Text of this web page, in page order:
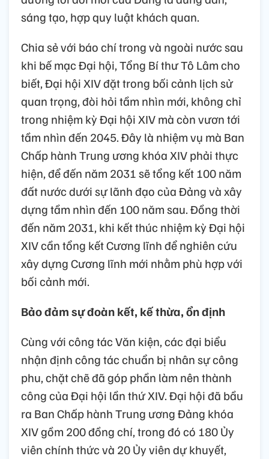
Đại hội nhấn mạnh yêu cầu, trên cơ sở kiên
định những vấn đề có tính nguyên tắc, phải
bám sát thực tiễn, không ngừng đổi mới, cải
cách để phát triển nhanh và bền vững đất
nước. Đại hội một lần nữa khẳng định chân
lý: Sự lãnh đạo của Đảng là nhân tố quyết
định mọi thắng lợi của cách mạng Việt Nam;
đường lối đổi mới của Đảng là đúng đắn,
sáng tạo, hợp quy luật khách quan.
Chia sẻ với báo chí trong và ngoài nước sau
khi bế mạc Đại hội, Tổng Bí thư Tô Lâm cho
biết, Đại hội XIV đặt trong bối cảnh lịch sử
quan trọng, đòi hỏi tầm nhìn mới, không chỉ
trong nhiệm kỳ Đại hội XIV mà còn vươn tới
tầm nhìn đến 2045. Đây là nhiệm vụ mà Ban
Chấp hành Trung ương khóa XIV phải thực
hiện, để đến năm 2031 sẽ tổng kết 100 năm
dựng tầm nhìn đến 100 năm sau. Đồng thời
đến năm 2031, khi kết thúc nhiệm kỳ Đại hội
XIV cần tổng kết Cương lĩnh để nghiên cứu
xây dựng Cương lĩnh mới nhằm phù hợp với
bối cảnh mới.
Bảo đảm sự đoàn kết, kế thừa, ổn định